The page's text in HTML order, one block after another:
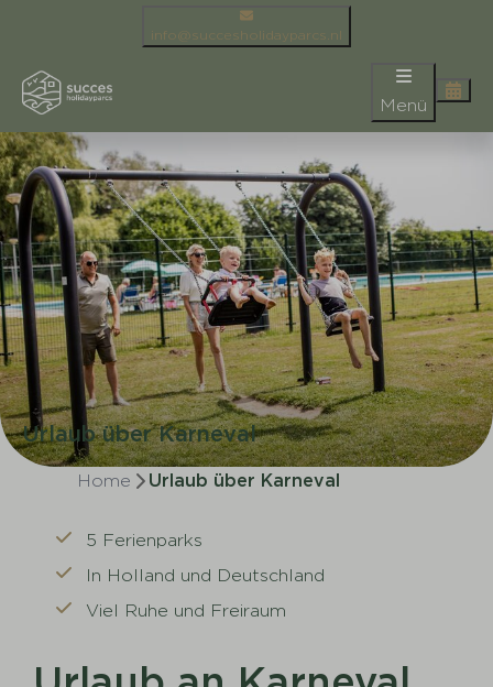
info@succesholidayparcs.nl
Menü
Urlaub über Karneval
Home Urlaub über Karneval
5 Ferienparks
In Holland und Deutschland
Viel Ruhe und Freiraum